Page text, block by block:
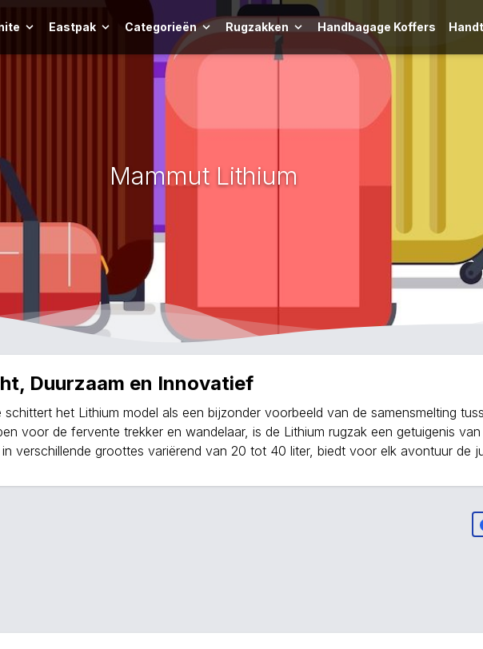
Eastpak Categorieën Rugzakken Handbagage Koffers
Mammut Lithium
Duurzaam en Innovatief
het Lithium model als een bijzonder voorbeeld van de samensmelting
voor de fervente trekker en wandelaar, is de Lithium rugzak een getuigenis
verschillende groottes variërend van 20 tot 40 liter, biedt voor elk avontuur de